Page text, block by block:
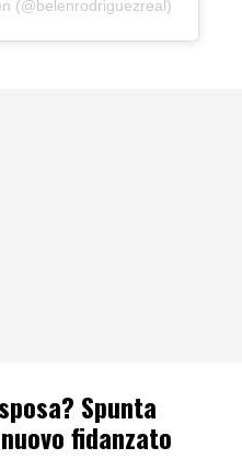
(@belenrodriguezreal)
Spunta
fidanzato